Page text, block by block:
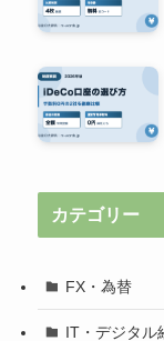
カテゴリー
FX・為替
IT・デジタル